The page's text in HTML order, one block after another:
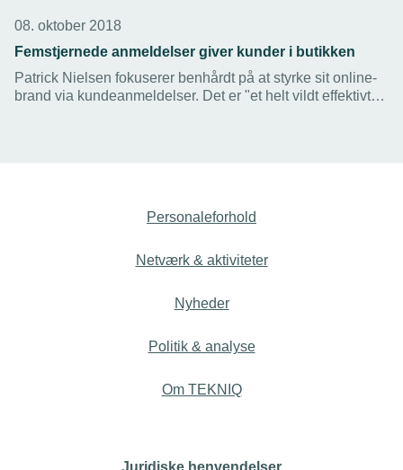
08. oktober 2018
Femstjernede anmeldelser giver kunder i butikken
Patrick Nielsen fokuserer benhårdt på at styrke sit online-
brand via kundeanmeldelser. Det er "et helt vildt effektivt
Personaleforhold
Netværk & aktiviteter
Nyheder
Politik & analyse
Om TEKNIQ
Juridiske henvendelser